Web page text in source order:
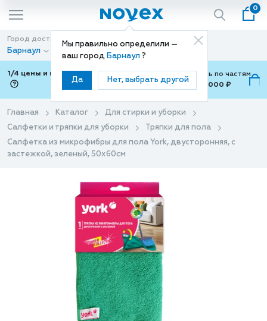
Мы правильно определили —
ваш город Барнаул ?
Да Нет, выбрать другой
0
Город доставки
Барнаул
Способ доставки
Доставка
1/4 цены и покупки ваши с Подели
Можно оплатить по частям
от 700 ₽ до 15,000 ₽
Главная Каталог
Для стирки и уборки
Салфетки и тряпки для уборки
Тряпки для пола
Салфетка из микрофибры для пола York, двусторонняя, с
застежкой, зеленый, 50х60см